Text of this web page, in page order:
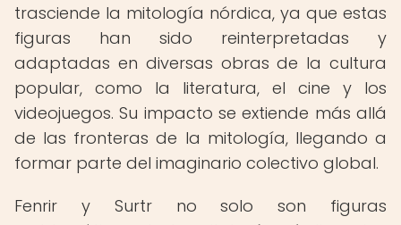
trasciende la mitología nórdica, ya que estas
figuras han sido reinterpretadas y
adaptadas en diversas obras de la cultura
popular, como la literatura, el cine y los
videojuegos. Su impacto se extiende más allá
de las fronteras de la mitología, llegando a
formar parte del imaginario colectivo global.
Fenrir y Surtr no solo son figuras